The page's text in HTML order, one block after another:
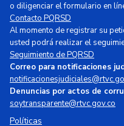
o diligenciar el formulario en
Contacto PQRSD
Al momento de registrar su
usted podrá realizar el
Seguimiento de PQRSD
Correo para notificaciones
Denuncias por actos de
soytransparente@rtvc.gov.co
Políticas